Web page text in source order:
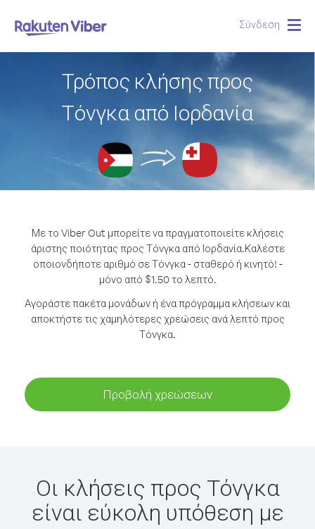
Σύνδεση
Τρόπος κλήσης προς
Τόνγκα από Ιορδανία
Με το Viber Out μπορείτε να πραγματοποιείτε κλήσεις
άριστης ποιότητας προς Τόνγκα από Ιορδανία.Καλέστε
οποιονδήποτε αριθμό σε Τόνγκα - σταθερό ή κινητό! -
μόνο από $1.50 το λεπτό.
Αγοράστε πακέτα μονάδων ή ένα πρόγραμμα κλήσεων και
αποκτήστε τις χαμηλότερες χρεώσεις ανά λεπτό προς
Τόνγκα.
Προβολή χρεώσεων
Οι κλήσεις προς Τόνγκα
είναι εύκολη υπόθεση με